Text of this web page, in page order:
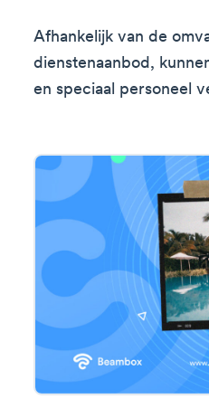
Afhankelijk van de
dienstenaanbod,
en speciaal personeel